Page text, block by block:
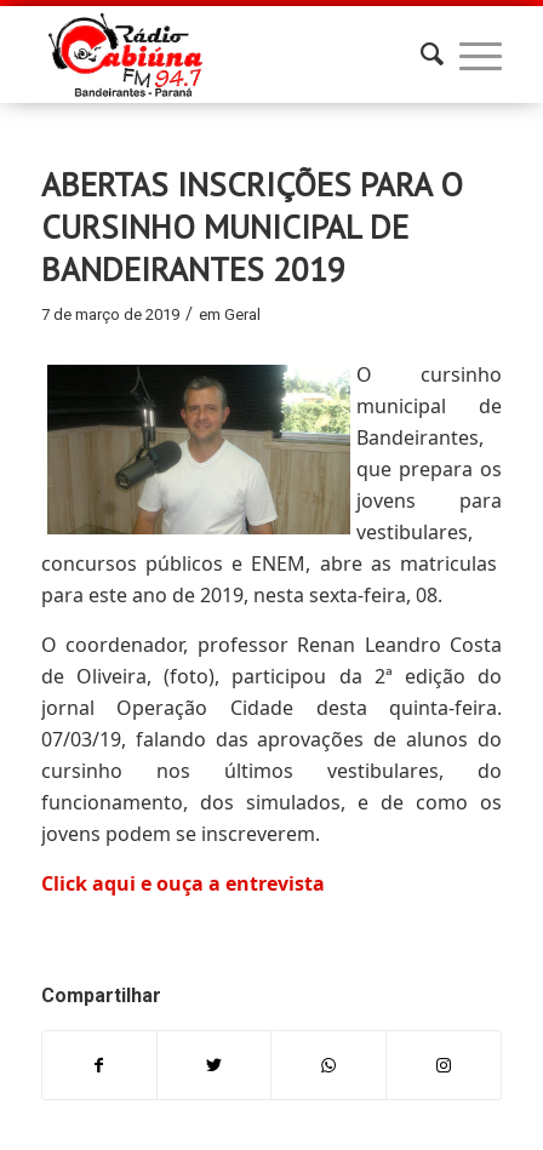
ABERTAS INSCRIÇÕES PARA O
CURSINHO MUNICIPAL DE
BANDEIRANTES 2019
7 de março de 2019 / em Geral
O cursinho
municipal de
Bandeirantes,
que prepara os
jovens para
vestibulares,
concursos públicos e ENEM, abre as matriculas
para este ano de 2019, nesta sexta-feira, 08.
O coordenador, professor Renan Leandro Costa
de Oliveira, (foto), participou da 2ª edição do
jornal Operação Cidade desta quinta-feira.
07/03/19, falando das aprovações de alunos do
cursinho nos últimos vestibulares, do
funcionamento, dos simulados, e de como os
jovens podem se inscreverem.
Click aqui e ouça a entrevista
Compartilhar